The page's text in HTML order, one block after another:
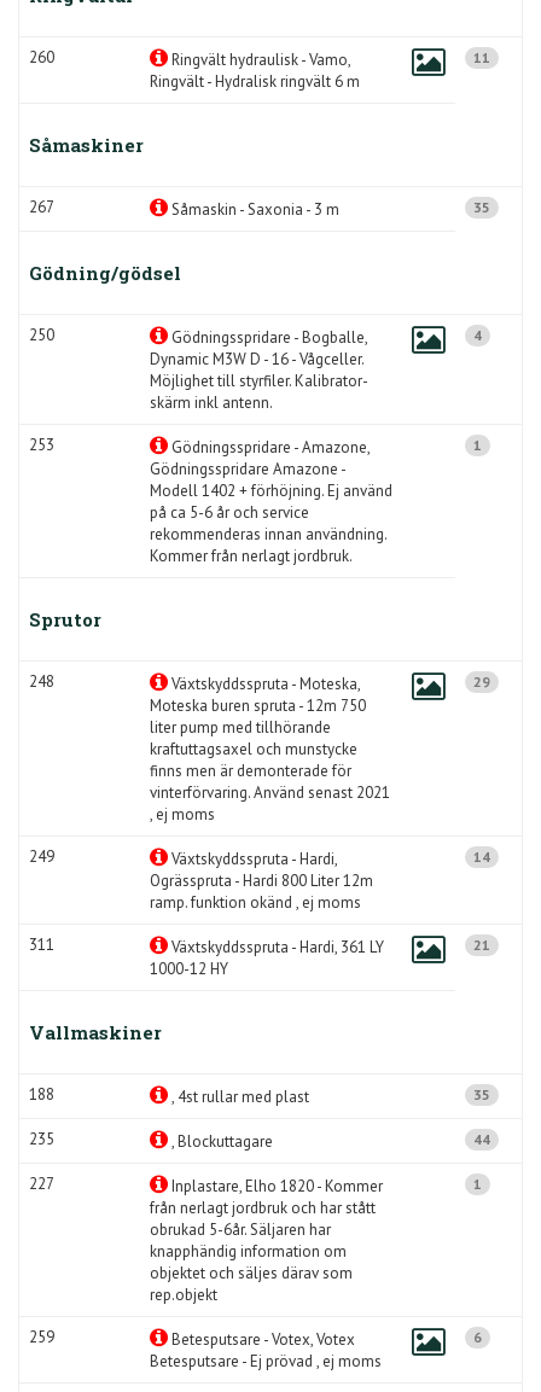
260
Ringvält hydraulisk - Vamo,
Ringvält - Hydralisk ringvält 6 m
11
Såmaskiner
267 Såmaskin - Saxonia - 3 m 35
Gödning/gödsel
250
Gödningsspridare - Bogballe,
Dynamic M3W D - 16 - Vågceller.
Möjlighet till styrfiler. Kalibrator-
skärm inkl antenn.
4
253
Gödningsspridare - Amazone,
Gödningsspridare Amazone -
Modell 1402 + förhöjning. Ej använd
på ca 5-6 år och service
rekommenderas innan användning.
Kommer från nerlagt jordbruk.
1
Sprutor
248
Växtskyddsspruta - Moteska,
Moteska buren spruta - 12m 750
liter pump med tillhörande
kraftuttagsaxel och munstycke
finns men är demonterade för
vinterförvaring. Använd senast 2021
, ej moms
29
249
Växtskyddsspruta - Hardi,
Ogrässpruta - Hardi 800 Liter 12m
ramp. funktion okänd , ej moms
14
311
Växtskyddsspruta - Hardi, 361 LY
1000-12 HY
21
Vallmaskiner
188 , 4st rullar med plast 35
235 , Blockuttagare 44
227
Inplastare, Elho 1820 - Kommer
från nerlagt jordbruk och har stått
obrukad 5-6år. Säljaren har
knapphändig information om
objektet och säljes därav som
rep.objekt
1
259
Betesputsare - Votex, Votex
Betesputsare - Ej prövad , ej moms
6